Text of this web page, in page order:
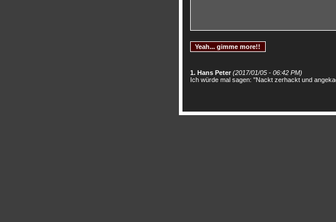
1. Hans Peter (2017/01/05 - 06:42 PM)
Ich würde mal sagen: "Nackt zerhackt und